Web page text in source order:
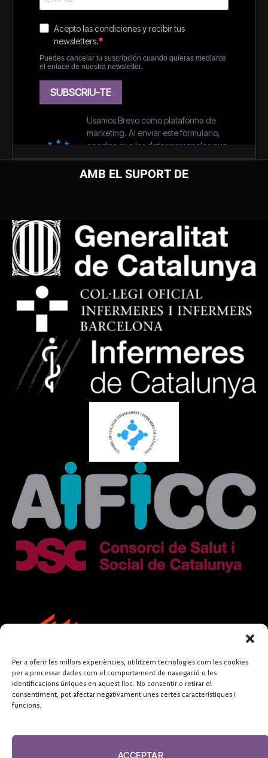
Per a oferir les millors experiències, utilitzem tecnologies com les cookies
per a processar dades com el comportament de navegació o les
identificacions úniques en aquest lloc. No consentir o retirar el
consentiment, pot afectar negativament unes certes característiques i
funcions.
ACCEPTAR
AMB EL SUPORT DE
FUNDACIÓ